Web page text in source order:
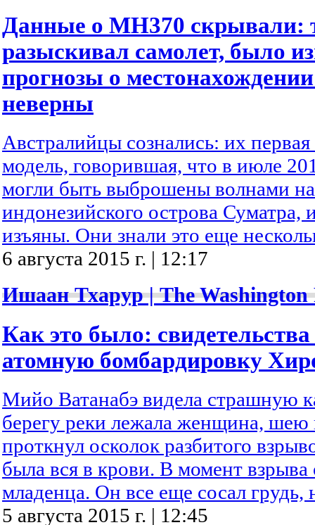
Данные о MH370 скрывали:
разыскивал самолет, было
прогнозы о
неверны
Австралийцы сознались: их
модель, говорившая, что в июле
могли быть выброшены волнами
индонезийского острова Суматра,
изъяны. Они знали это еще
6 августа 2015 г. | 12:17
Ишаан Тхарур | The Washington
Как это было:
атомную бомбардировку
Мийо Ватанабэ видела страшную
берегу реки лежала женщина, шею
проткнул осколок разбитого
была вся в крови. В момент взрыва
младенца. Он все еще сосал грудь,
5 августа 2015 г. | 12:45